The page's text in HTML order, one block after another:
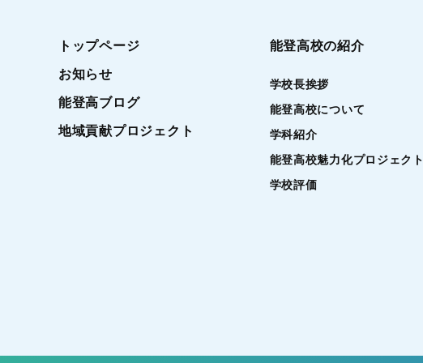
トップページ
お知らせ
能登高ブログ
地域貢献プロジェクト
能登高校の紹介
学校長挨拶
能登高校について
学科紹介
能登高校魅力化プロジェクト
学校評価